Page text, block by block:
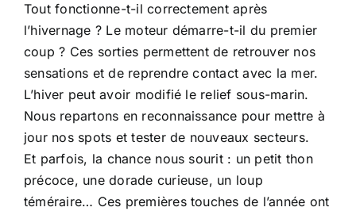
Tout fonctionne-t-il correctement après
l’hivernage ? Le moteur démarre-t-il du premier
coup ? Ces sorties permettent de retrouver nos
sensations et de reprendre contact avec la mer.
L’hiver peut avoir modifié le relief sous-marin.
Nous repartons en reconnaissance pour mettre à
jour nos spots et tester de nouveaux secteurs.
Et parfois, la chance nous sourit : un petit thon
précoce, une dorade curieuse, un loup
téméraire… Ces premières touches de l’année ont